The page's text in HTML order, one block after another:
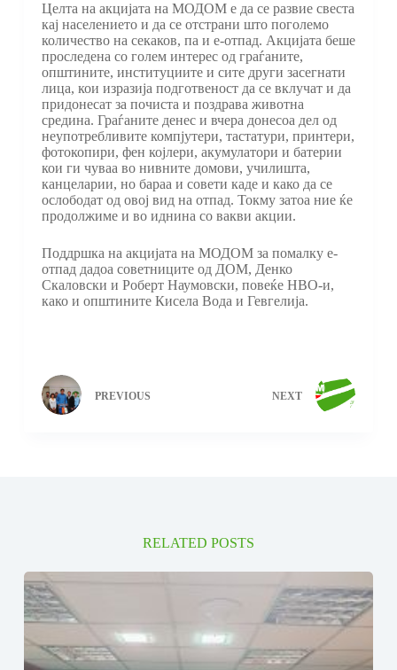
Целта на акцијата на МОДОМ е да се развие свеста
кај населението и да се отстрани што поголемо
количество на секаков, па и е-отпад. Акцијата беше
проследена со голем интерес од граѓаните,
општините, институциите и сите други засегнати
лица, кои изразија подготвеност да се вклучат и да
придонесат за почиста и поздрава животна
средина. Граѓаните денес и вчера донесоа дел од
неупотребливите компјутери, тастатури, принтери,
фотокопири, фен којлери, акумулатори и батерии
кои ги чуваа во нивните домови, училишта,
канцеларии, но бараа и совети каде и како да се
ослободат од овој вид на отпад. Токму затоа ние ќе
продолжиме и во иднина со вакви акции.
Поддршка на акцијата на МОДОМ за помалку е-
отпад дадоа советниците од ДОМ, Денко
Скаловски и Роберт Наумовски, повеќе НВО-и,
како и општините Кисела Вода и Гевгелија.
PREVIOUS NEXT
RELATED POSTS